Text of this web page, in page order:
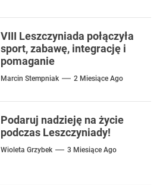
VIII Leszczyniada połączyła
sport, zabawę, integrację i
pomaganie
Marcin Stempniak 2 Miesiące Ago
Podaruj nadzieję na życie
podczas Leszczyniady!
Wioleta Grzybek 3 Miesiące Ago